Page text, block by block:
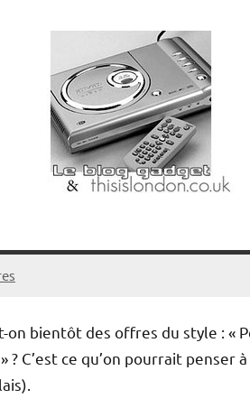
on bientôt des offres du style : «
? C’est ce qu’on pourrait penser